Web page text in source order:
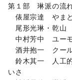
第１部 琳派の流
俵屋宗達 やまと
尾形光琳・乾山
中村芳中 ユーモ
酒井抱一 クール
鈴木其一 人工的
いさ